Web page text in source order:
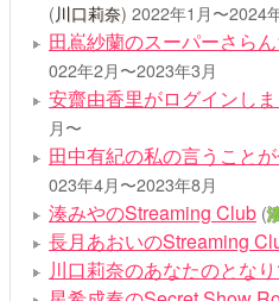
(川口莉奈) 2022年1月〜2024
田嶌紗蘭のスーパーさら
022年2月〜2023年3月
安齋由香里がログインしま
月〜
田中有紀の私の言うこと
023年4月〜2023年8月
湊みやのStreaming Club (
長月あおいのStreaming
川口莉奈のあなたのとな